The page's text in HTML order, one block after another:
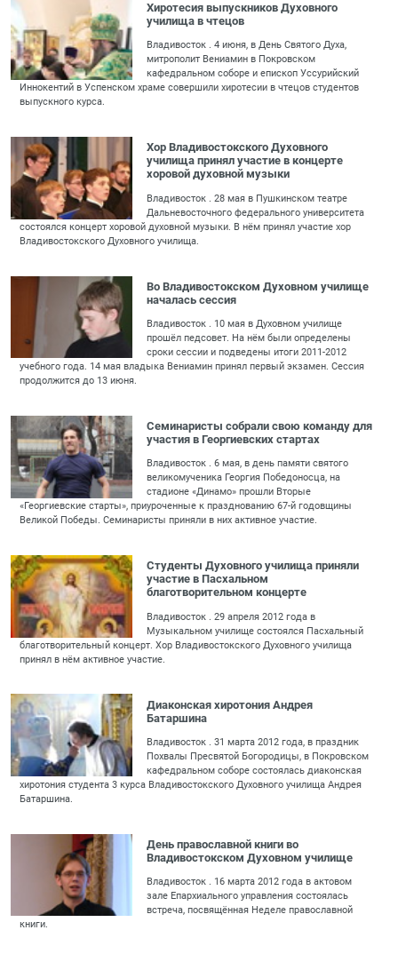
Хиротесия выпускников Духовного
училища в чтецов
Владивосток . 4 июня, в День Святого Духа,
митрополит Вениамин в Покровском
кафедральном соборе и епископ Уссурийский
Иннокентий в Успенском храме совершили хиротесии в чтецов студентов
выпускного курса.
Хор Владивостокского Духовного
училища принял участие в концерте
хоровой духовной музыки
Владивосток . 28 мая в Пушкинском театре
Дальневосточного федерального университета
состоялся концерт хоровой духовной музыки. В нём принял участие хор
Владивостокского Духовного училища.
Во Владивостокском Духовном училище
началась сессия
Владивосток . 10 мая в Духовном училище
прошёл педсовет. На нём были определены
сроки сессии и подведены итоги 2011-2012
учебного года. 14 мая владыка Вениамин принял первый экзамен. Сессия
продолжится до 13 июня.
Семинаристы собрали свою команду для
участия в Георгиевских стартах
Владивосток . 6 мая, в день памяти святого
великомученика Георгия Победоносца, на
стадионе «Динамо» прошли Вторые
«Георгиевские старты», приуроченные к празднованию 67-й годовщины
Великой Победы. Семинаристы приняли в них активное участие.
Студенты Духовного училища приняли
участие в Пасхальном
благотворительном концерте
Владивосток . 29 апреля 2012 года в
Музыкальном училище состоялся Пасхальный
благотворительный концерт. Хор Владивостокского Духовного училища
принял в нём активное участие.
Диаконская хиротония Андрея
Батаршина
Владивосток . 31 марта 2012 года, в праздник
Похвалы Пресвятой Богородицы, в Покровском
кафедральном соборе состоялась диаконская
хиротония студента 3 курса Владивостокского Духовного училища Андрея
Батаршина.
День православной книги во
Владивостокском Духовном училище
Владивосток . 16 марта 2012 года в актовом
зале Епархиального управления состоялась
встреча, посвящённая Неделе православной
книги.